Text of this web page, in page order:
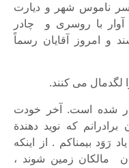
ناموس شهر و دیارت
با روسری و چادر
و امروز آقایان رسماً
می کنند.
شده است. آخر خودت
برادرانم كه نويد دهندة
رَوَد بيمناكم . از اينكه
مالكان زمين شوند ،